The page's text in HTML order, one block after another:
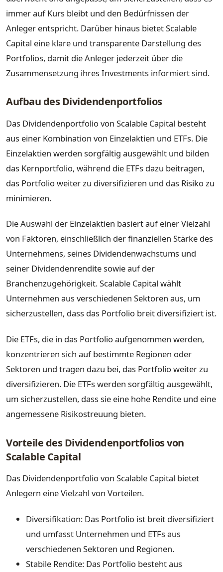
immer auf Kurs bleibt und den Bedürfnissen der
Anleger entspricht. Darüber hinaus bietet Scalable
Capital eine klare und transparente Darstellung des
Portfolios, damit die Anleger jederzeit über die
Zusammensetzung ihres Investments informiert sind.
Aufbau des Dividendenportfolios
Das Dividendenportfolio von Scalable Capital besteht
aus einer Kombination von Einzelaktien und ETFs. Die
Einzelaktien werden sorgfältig ausgewählt und bilden
das Kernportfolio, während die ETFs dazu beitragen,
das Portfolio weiter zu diversifizieren und das Risiko zu
minimieren.
Die Auswahl der Einzelaktien basiert auf einer Vielzahl
von Faktoren, einschließlich der finanziellen Stärke des
Unternehmens, seines Dividendenwachstums und
seiner Dividendenrendite sowie auf der
Branchenzugehörigkeit. Scalable Capital wählt
Unternehmen aus verschiedenen Sektoren aus, um
sicherzustellen, dass das Portfolio breit diversifiziert ist.
Die ETFs, die in das Portfolio aufgenommen werden,
konzentrieren sich auf bestimmte Regionen oder
Sektoren und tragen dazu bei, das Portfolio weiter zu
diversifizieren. Die ETFs werden sorgfältig ausgewählt,
um sicherzustellen, dass sie eine hohe Rendite und eine
angemessene Risikostreuung bieten.
Vorteile des Dividendenportfolios von
Scalable Capital
Das Dividendenportfolio von Scalable Capital bietet
Anlegern eine Vielzahl von Vorteilen.
Diversifikation: Das Portfolio ist breit diversifiziert
und umfasst Unternehmen und ETFs aus
verschiedenen Sektoren und Regionen.
Stabile Rendite: Das Portfolio besteht aus